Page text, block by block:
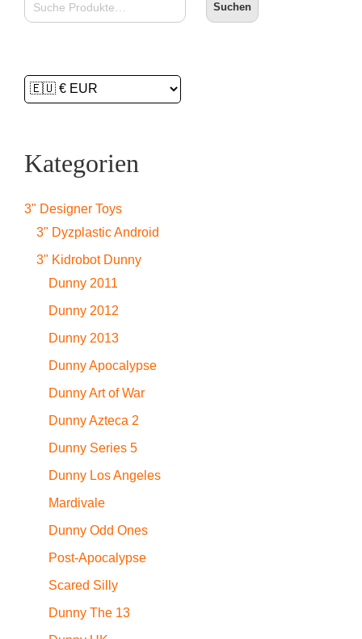
Suchen
Kategorien
3" Designer Toys
3" Dyzplastic Android
3" Kidrobot Dunny
Dunny 2011
Dunny 2012
Dunny 2013
Dunny Apocalypse
Dunny Art of War
Dunny Azteca 2
Dunny Series 5
Dunny Los Angeles
Mardivale
Dunny Odd Ones
Post-Apocalypse
Scared Silly
Dunny The 13